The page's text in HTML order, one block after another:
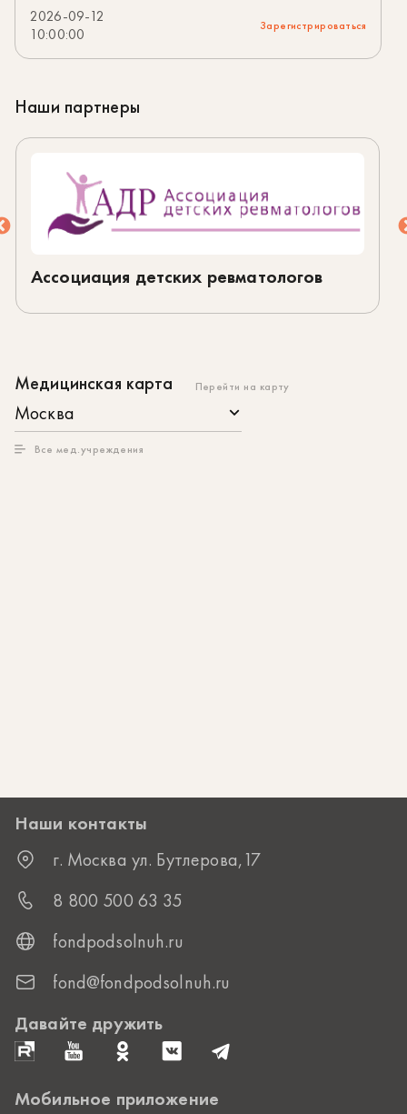
2026-09-12
10:00:00
Зарегистрироваться
Наши партнеры
Ассоциация детских ревматологов
Медицинская карта Перейти на карту
Москва
Все мед.учреждения
Давайте дружить
Наши контакты
г. Москва ул. Бутлерова,17
8 800 500 63 35
fondpodsolnuh.ru
fond@fondpodsolnuh.ru
Мобильное приложение